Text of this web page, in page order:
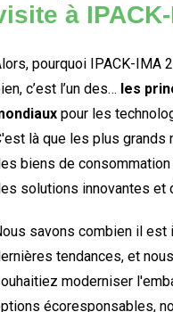
à
pourquoi IPACK-IMA
c’est l’un des… les
pour les
là que les plus
biens de
solutions innovantes et
savons combien il est
tendances, et
moderniser
écoresponsables,